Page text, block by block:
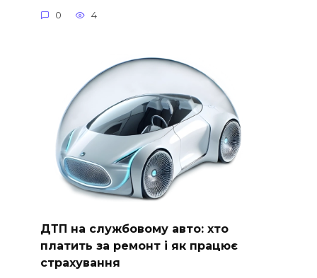
0 4
ДТП на службовому авто: хто
платить за ремонт і як працює
страхування